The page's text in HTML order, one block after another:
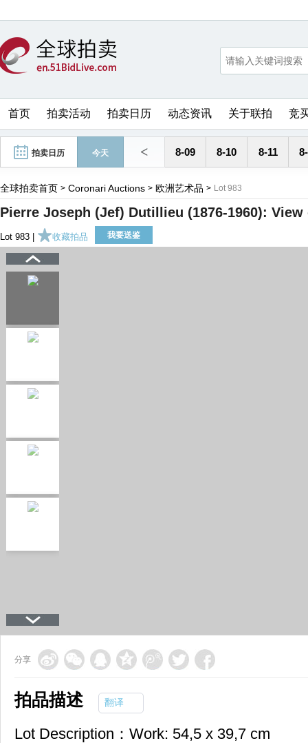
首页 拍卖活动 拍卖日历 动态资讯 关于联拍 竞
拍卖日历 今天 < 8-09 8-10 8-11
全球拍卖首页 > Coronari Auctions > 欧洲艺术品 > Lot 983
Pierre Joseph (Jef) Dutillieu (1876-1960):
Lot 983 | 收藏拍品 我要送鉴
分享
拍品描述 翻译
Lot Description：Work: 54,5 x 39,7 cm